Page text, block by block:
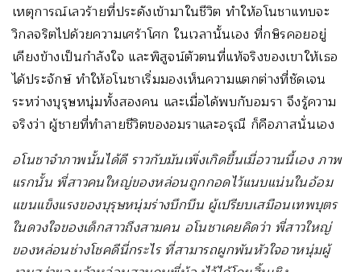
เหตุการณ์เลวร้ายที่ประดังเข้ามาในชีวิต ทำให้อโนชาแทบจะ
วิกลจริตไปด้วยความเศร้าโศก ในเวลานั้นเอง ที่กษิรคอยอยู่
เคียงข้างเป็นกำลังใจ และพิสูจน์ตัวตนที่แท้จริงของเขาให้เธอ
ได้ประจักษ์ ทำให้อโนชาเริ่มมองเห็นความแตกต่างที่ชัดเจน
ระหว่างบุรุษหนุ่มทั้งสองคน และเมื่อได้พบกับอมรา จึงรู้ความ
จริงว่า ผู้ชายที่ทำลายชีวิตของอมราและอรุณี ก็คือภาสนั่นเอง
อโนชาจำภาพนั้นได้ดี ราวกับมันเพิ่งเกิดขึ้นเมื่อวานนี้เอง ภาพ
แรกนั้น พี่สาวคนใหญ่ของหล่อนถูกกอดไว้แนบแน่นในอ้อม
แขนแข็งแรงของบุรุษหนุ่มร่างบึกบึน ผู้เปรียบเสมือนเทพบุตร
ในดวงใจของเด็กสาวถึงสามคน อโนชาเคยคิดว่า พี่สาวใหญ่
ของหล่อนช่างโชคดีนี่กระไร ที่สามารถผูกพันหัวใจอาหนุ่มผู้